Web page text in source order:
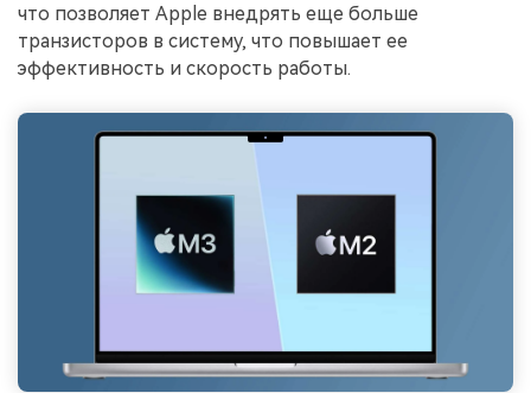
что позволяет Apple внедрять еще больше
транзисторов в систему, что повышает ее
эффективность и скорость работы.